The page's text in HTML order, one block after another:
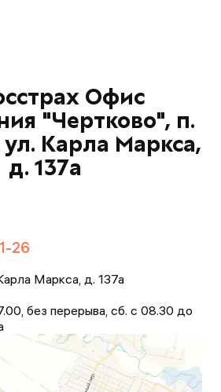
Офис
"Чертково", п.
Карла Маркса,
д. 137а
26
Маркса, д. 137а
без перерыва, сб. с 08.30 до